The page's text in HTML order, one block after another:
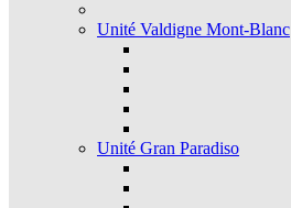
Unité Valdigne Mont-Blanc
Unité Gran Paradiso